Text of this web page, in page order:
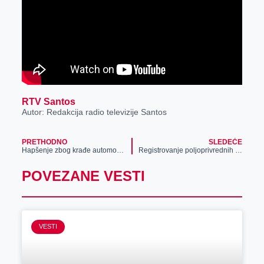
RTV Santos
Autor: Redakcija radio televizije Santos
PRETHODNO
Hapšenje zbog krađe automobila
SLEDEĆE
POVEZANE VESTI
VESTI